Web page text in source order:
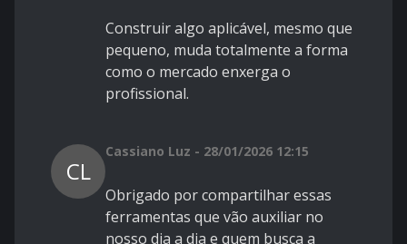
Construir algo aplicável, mesmo que
pequeno, muda totalmente a forma
como o mercado enxerga o
profissional.
CL
Cassiano Luz - 28/01/2026 12:15
Obrigado por compartilhar essas
ferramentas que vão auxiliar no
nosso dia a dia e quem busca a